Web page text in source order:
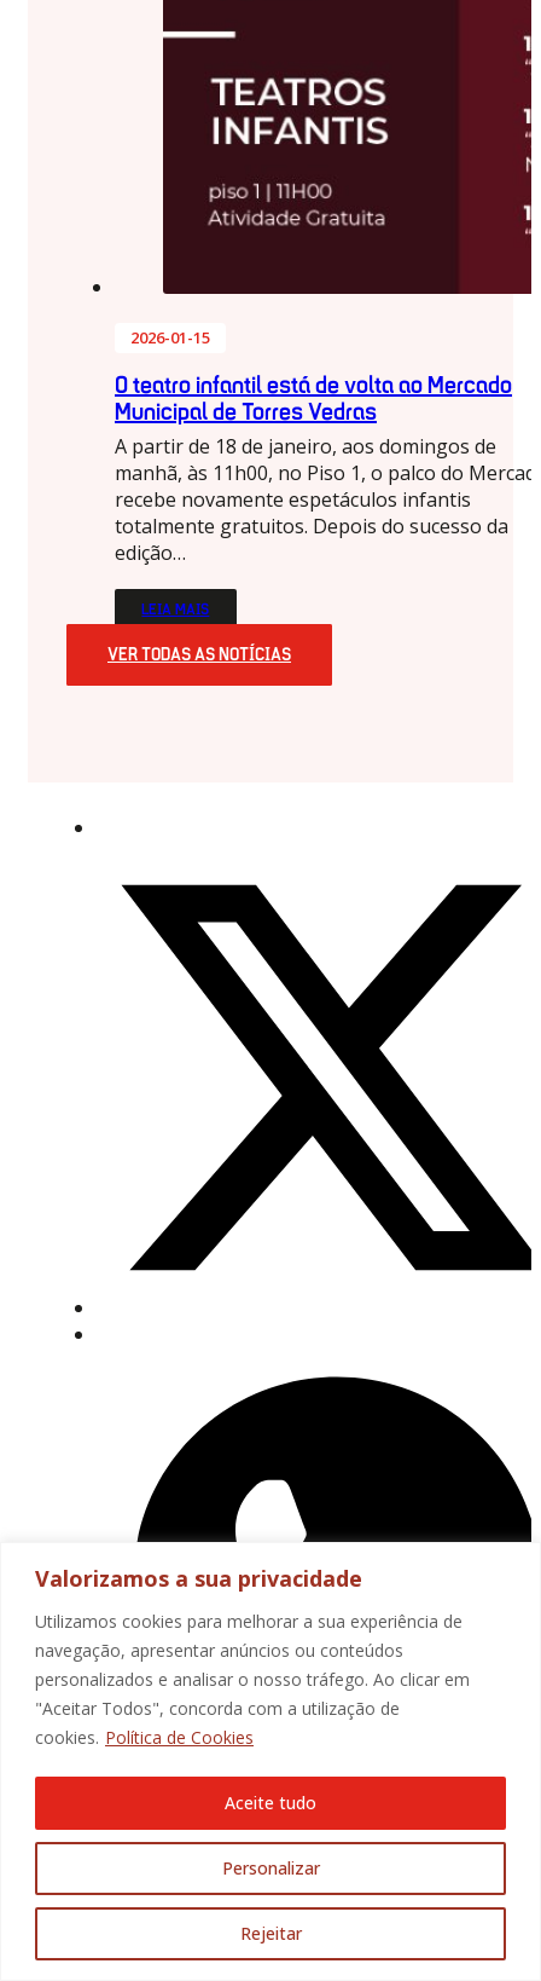
Valorizamos a sua privacidade
Utilizamos cookies para melhorar a sua experiência de
navegação, apresentar anúncios ou conteúdos
personalizados e analisar o nosso tráfego. Ao clicar em
"Aceitar Todos", concorda com a utilização de
cookies. Política de Cookies
Personalizar
Rejeitar
Aceite tudo
2026-01-15
O teatro infantil está de volta ao Mercado
Municipal de Torres Vedras
A partir de 18 de janeiro, aos domingos de
manhã, às 11h00, no Piso 1, o palco do
recebe novamente espetáculos infantis
totalmente gratuitos. Depois do sucesso da
edição…
LEIA MAIS
VER TODAS AS NOTÍCIAS